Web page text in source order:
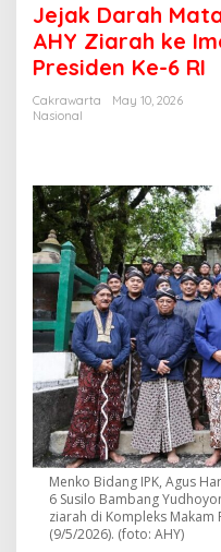
Jejak Darah
AHY Ziarah ke
Presiden Ke-6 RI
Cakrawarta
May 10, 2026
Nasional
Menko Bidang IPK, Agus
6 Susilo Bambang
ziarah di Kompleks Makam
(9/5/2026). (foto: AHY)